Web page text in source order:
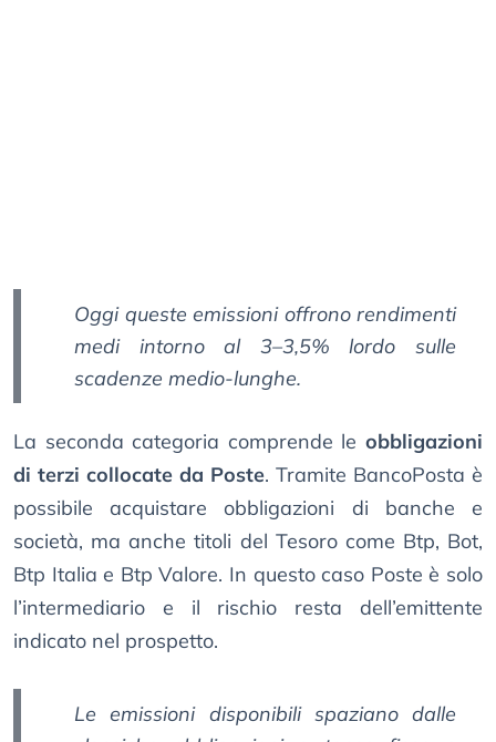
Oggi queste emissioni offrono rendimenti
medi intorno al 3–3,5% lordo sulle
scadenze medio-lunghe.
La seconda categoria comprende le obbligazioni
di terzi collocate da Poste. Tramite BancoPosta è
possibile acquistare obbligazioni di banche e
società, ma anche titoli del Tesoro come Btp, Bot,
Btp Italia e Btp Valore. In questo caso Poste è solo
l’intermediario e il rischio resta dell’emittente
indicato nel prospetto.
Le emissioni disponibili spaziano dalle